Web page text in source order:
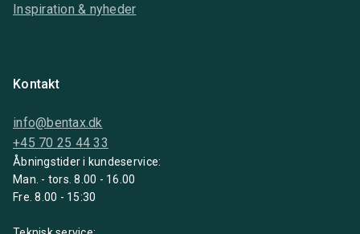
Inspiration & nyheder
Kontakt
info@bentax.dk
+45 70 25 44 33
Åbningstider i kundeservice:
Man. - tors. 8.00 - 16.00
Fre. 8.00 - 15:30